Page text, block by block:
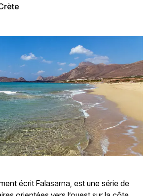
écrit Falasarna, est une série de